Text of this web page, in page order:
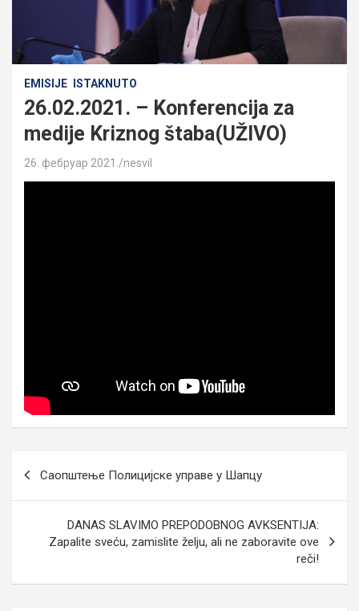
EMISIJE ISTAKNUTO
26.02.2021. – Konferencija za
medije Kriznog štaba(UŽIVO)
26. фебруар 2021. nesvil
Саопштење Полицијскe управe у Шапцу
DANAS SLAVIMO PREPODOBNOG AVKSENTIJA:
Zapalite sveću, zamislite želju, ali ne zaboravite ove
reči!